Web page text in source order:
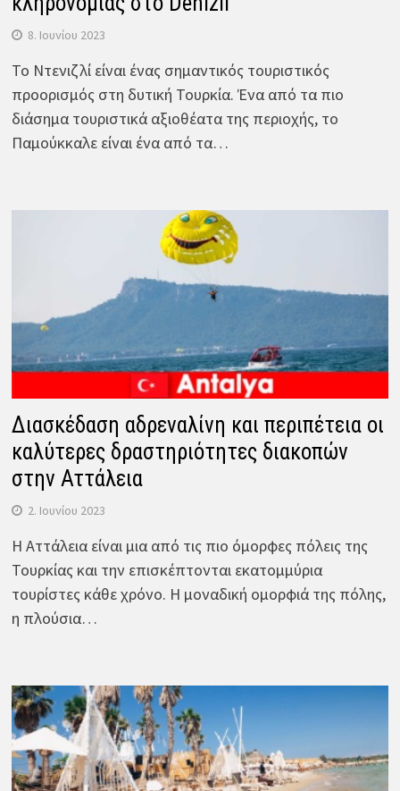
8. Ιουνίου 2023
Το Ντενιζλί είναι ένας σημαντικός τουριστικός
προορισμός στη δυτική Τουρκία. Ένα από τα πιο
διάσημα τουριστικά αξιοθέατα της περιοχής, το
Παμούκκαλε είναι ένα από τα…
Διασκέδαση αδρεναλίνη και περιπέτεια οι
καλύτερες δραστηριότητες διακοπών
στην Αττάλεια
2. Ιουνίου 2023
Η Αττάλεια είναι μια από τις πιο όμορφες πόλεις της
Τουρκίας και την επισκέπτονται εκατομμύρια
τουρίστες κάθε χρόνο. Η μοναδική ομορφιά της πόλης,
η πλούσια…